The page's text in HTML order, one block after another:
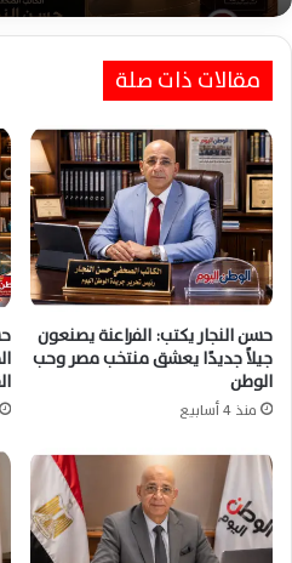
حسن النجار يكتب: السلام
العاطفي ويقودك للحياة
مقالات ذات صلة
حسن النجار يكتب: الفراعنة يصنعون
جيلاً جديدًا يعشق منتخب مصر وحب
الوطن
منذ 4 أسابيع